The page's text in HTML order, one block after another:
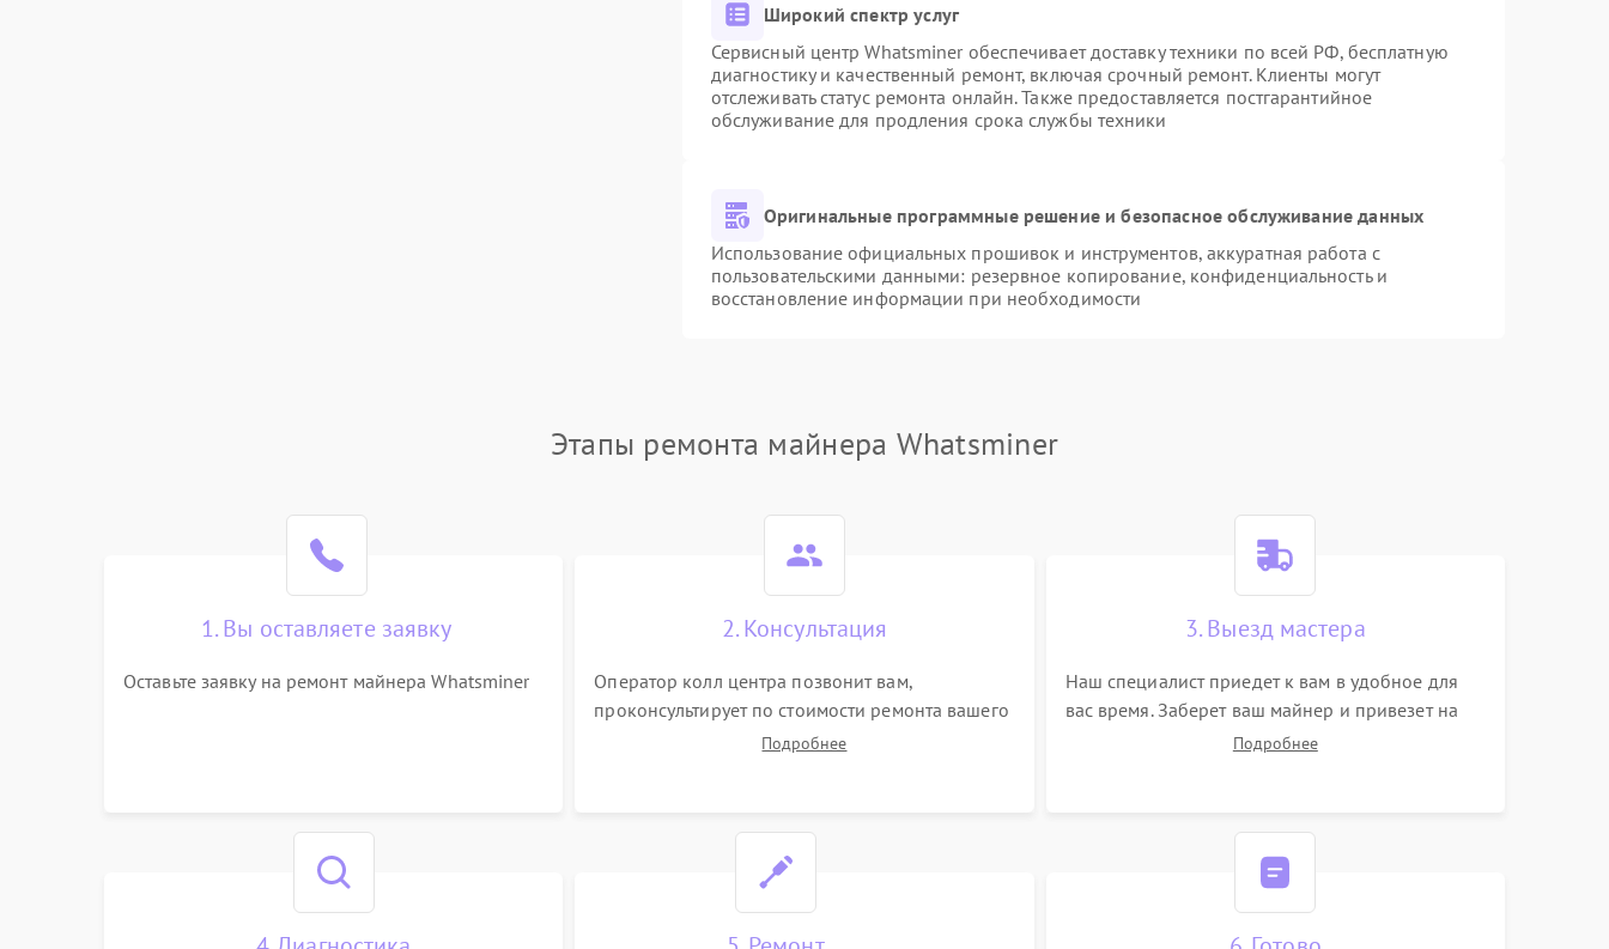
Широкий спектр услуг
Сервисный центр Whatsminer обеспечивает доставку техники по всей РФ, бесплатную
диагностику и качественный ремонт, включая срочный ремонт. Клиенты могут
отслеживать статус ремонта онлайн. Также предоставляется постгарантийное
обслуживание для продления срока службы техники
Оригинальные программные решение и безопасное обслуживание данных
Использование официальных прошивок и инструментов, аккуратная работа с
пользовательскими данными: резервное копирование, конфиденциальность и
восстановление информации при необходимости
Этапы ремонта майнера Whatsminer
1. Вы оставляете заявку
Оставьте заявку на ремонт майнера Whatsminer
2. Консультация
Оператор колл центра позвонит вам,
проконсультирует по стоимости ремонта вашего
майнера а также ответит на все ваши вопросы.
Подробнее
3. Выезд мастера
Наш специалист приедет к вам в удобное для
вас время. Заберет ваш майнер и привезет на
склад для диагностики.Подробнее